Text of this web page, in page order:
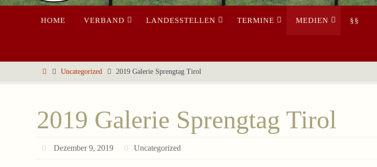
HOME VERBAND LANDESSTELLEN TERMINE MEDIEN §§
StartUncategorized 2019 Galerie Sprengtag Tirol
2019 Galerie Sprengtag Tirol
Dezember 9, 2019 Uncategorized